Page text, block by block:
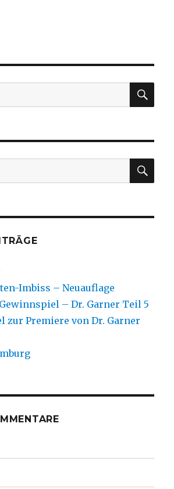
Imbiss – Neuauflage
– Dr. Garner Teil 5
zur Premiere von Dr. Garner